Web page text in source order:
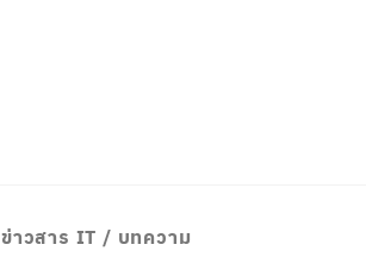
ข่าวสาร IT / บทความ